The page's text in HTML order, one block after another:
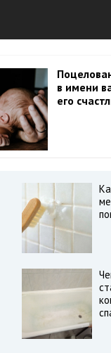
в имени
его